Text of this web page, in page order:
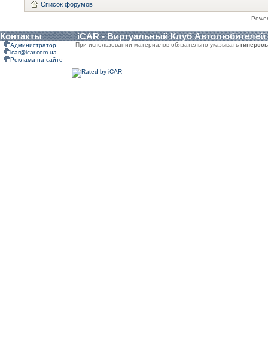
Список форумов
Контакты iCAR - Виртуальный Клуб Автолюбителей
Администратор
icar@icar.com.ua
Реклама на сайте
При использовании материалов обязательно указывать